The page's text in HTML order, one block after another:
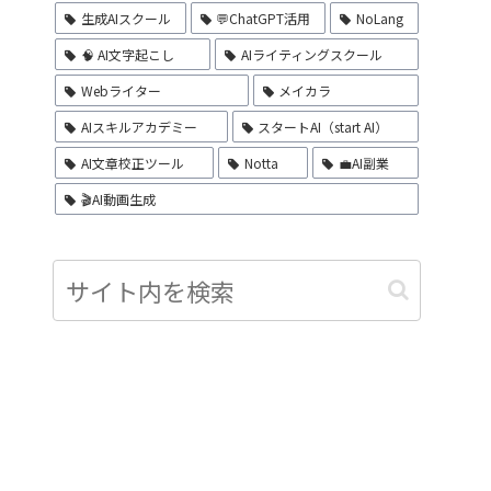
生成AIスクール 💬ChatGPT活用
NoLang
🧠 AI文字起こし
AIライティングスクール
Webライター
メイカラ
AIスキルアカデミー
スタートAI（start AI）
AI文章校正ツール
Notta
💼AI副業
🎬AI動画生成